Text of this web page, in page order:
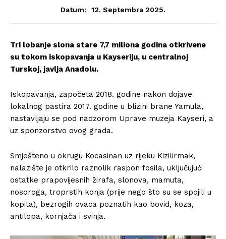
Datum: 12. Septembra 2025.
Tri lobanje slona stare 7,7 miliona godina otkrivene
su tokom iskopavanja u Kayseriju, u centralnoj
Turskoj, javlja Anadolu.
Iskopavanja, započeta 2018. godine nakon dojave
lokalnog pastira 2017. godine u blizini brane Yamula,
nastavljaju se pod nadzorom Uprave muzeja Kayseri, a
uz sponzorstvo ovog grada.
Smješteno u okrugu Kocasinan uz rijeku Kizilirmak,
nalazište je otkrilo raznolik raspon fosila, uključujući
ostatke prapovijesnih žirafa, slonova, mamuta,
nosoroga, troprstih konja (prije nego što su se spojili u
kopita), bezrogih ovaca poznatih kao bovid, koza,
antilopa, kornjača i svinja.